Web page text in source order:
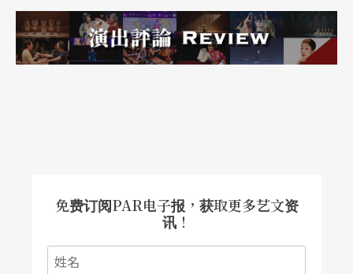
免费订阅PAR电子报，获取更多艺文资
讯！